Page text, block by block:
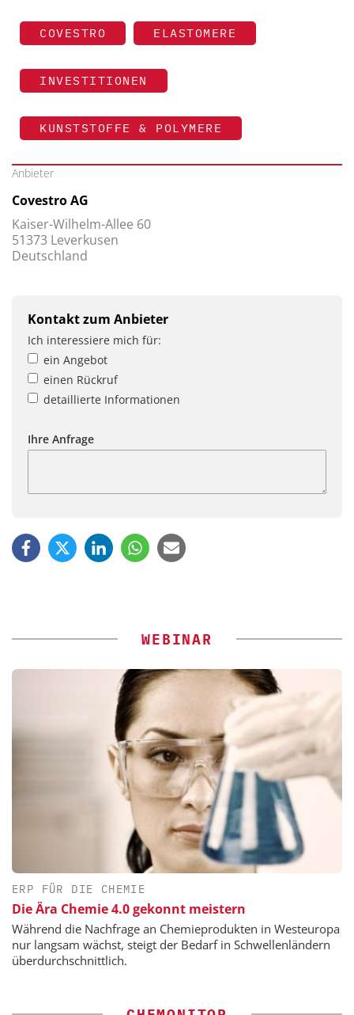
COVESTRO ELASTOMERE
INVESTITIONEN
KUNSTSTOFFE & POLYMERE
Anbieter
Covestro AG
Kaiser-Wilhelm-Allee 60
51373 Leverkusen
Deutschland
Kontakt zum Anbieter
Ich interessiere mich für:
ein Angebot
einen Rückruf
detaillierte Informationen
Ihre Anfrage
WEBINAR
ERP FÜR DIE CHEMIE
Die Ära Chemie 4.0 gekonnt meistern
Während die Nachfrage an Chemieprodukten in Westeuropa
nur langsam wächst, steigt der Bedarf in Schwellenländern
überdurchschnittlich.